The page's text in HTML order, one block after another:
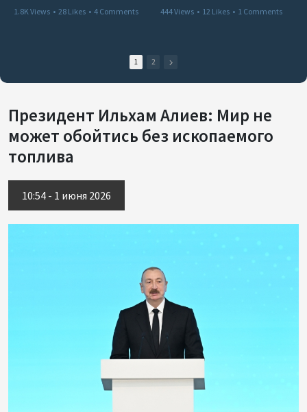
1.8K Views • 28 Likes • 4 Comments
444 Views • 12 Likes • 1 Comments
1 2
Президент Ильхам Алиев: Мир не
может обойтись без ископаемого
топлива
10:54 - 1 июня 2026